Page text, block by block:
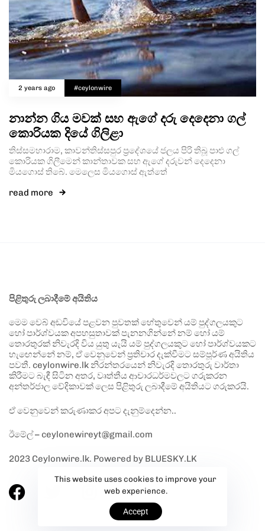
2 years ago #ceylonwire
නාන්න ගිය මවක් සහ ඇගේ දරු දෙදෙනා ගල්
කොරියක දියේ ගිලිළා
තිස්සමහාරාම, කාවන්තිස්සපුර ප්‍රදේශයේ ජලය පිරි තිබූ පාළු ගල්
කොරියක ගිලීමෙන් කාන්තාවක සහ ඇගේ දරුවන් දෙදෙනා
මියගොස් තිබේ. මෙලෙස මියගොස් ඇත්තේ
read more
පිළිතුරු ලබාදීමේ අයිතිය
මෙම වෙබ් අඩවියේ පළවන පුවතක් හේතුවෙන් යම් පුද්ගලයකුට
හෝ පාර්ශ්වයක අපහසුතාවක් පැනනගින්නේ නම් හෝ යම්
තොරතුරක් නිවැරදි විය යුතු යැයි යම් පුද්ගලයකුට හෝ පාර්ශ්වයකට
හැඟෙන්නේ නම්, ඒ වෙනුවෙන් ප්‍රතිචාර දැක්වීමට සම්පූර්ණ අයිතිය
පවතී. ceylonwire.lk නිරන්තරයෙන් නිවැරදි තොරතුරු වාර්තා
කිරීමට බැඳී සිටින අතර, වෘත්තීය ආචාරධර්මවලට ගරුකරන
අන්තර්ජාල වේදිකාවක් ලෙස පිළිතුරු ලබාදීමේ අයිතියට ගරුකරයි.
ඒ වෙනුවෙන් කරුණාකර අපට දැනුම්දෙන්න..
ඊමේල් – ceylonewireyt@gmail.com
2023 Ceylonwire.lk. Powered by BLUESKY.LK
This website uses cookies to improve your
web experience.
Accept